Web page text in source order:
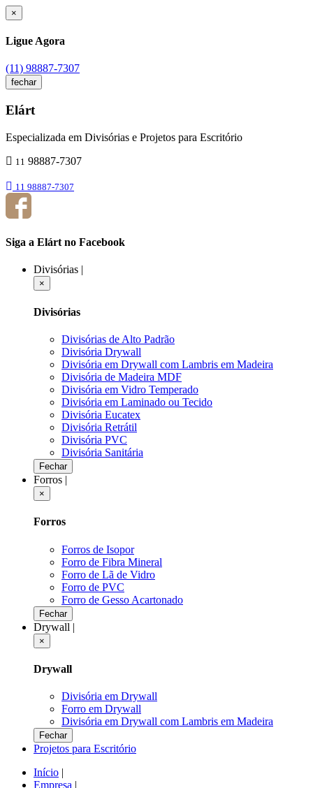
×
Ligue Agora
(11) 98887-7307
fechar
Elárt
Especializada em Divisórias e Projetos para Escritório
11 98887-7307
11 98887-7307
Siga a Elárt no Facebook
Divisórias |
×
Divisórias
Divisórias de Alto Padrão
Divisória Drywall
Divisória em Drywall com Lambris em Madeira
Divisória de Madeira MDF
Divisória em Vidro Temperado
Divisória em Laminado ou Tecido
Divisória Eucatex
Divisória Retrátil
Divisória PVC
Divisória Sanitária
Fechar
Forros |
×
Forros
Forros de Isopor
Forro de Fibra Mineral
Forro de Lã de Vidro
Forro de PVC
Forro de Gesso Acartonado
Fechar
Drywall |
×
Drywall
Divisória em Drywall
Forro em Drywall
Divisória em Drywall com Lambris em Madeira
Fechar
Projetos para Escritório
Início |
Empresa |